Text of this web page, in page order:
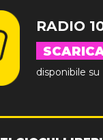
RADIO
disponibile su